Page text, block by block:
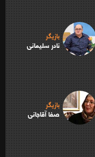
بازیگر
نادر سلیمانی
بازیگر
صفا آقاجانی